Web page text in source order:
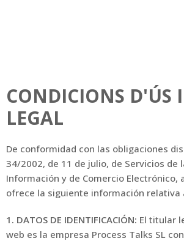
CONDICIONS D'ÚS
LEGAL
De conformidad con las obligaciones
34/2002, de 11 de julio, de Servicios de
Información y de Comercio Electrónico,
ofrece la siguiente información relativa
1. DATOS DE IDENTIFICACIÓN: El titular
web es la empresa Process Talks SL